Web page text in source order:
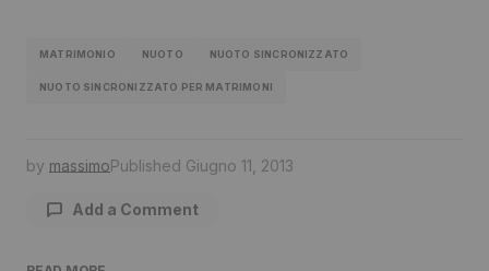
MATRIMONIO NUOTO NUOTO SINCRONIZZATO
NUOTO SINCRONIZZATO PER MATRIMONI
by massimoPublished Giugno 11, 2013
Add a Comment